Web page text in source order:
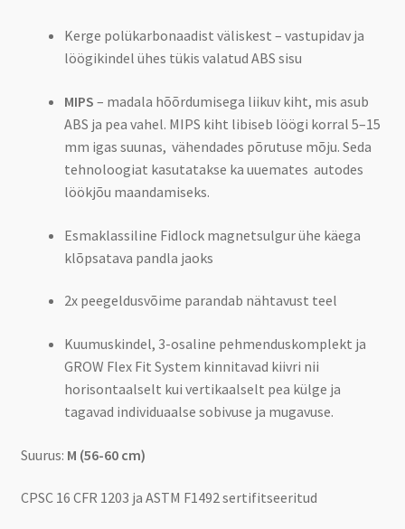
Kerge polükarbonaadist väliskest – vastupidav ja
löögikindel ühes tükis valatud ABS sisu
MIPS – madala hõõrdumisega liikuv kiht, mis asub
ABS ja pea vahel. MIPS kiht libiseb löögi korral 5–15
mm igas suunas, vähendades põrutuse mõju. Seda
tehnoloogiat kasutatakse ka uuemates autodes
löökjõu maandamiseks.
Esmaklassiline Fidlock magnetsulgur ühe käega
klõpsatava pandla jaoks
2x peegeldusvõime parandab nähtavust teel
Kuumuskindel, 3-osaline pehmenduskomplekt ja
GROW Flex Fit System kinnitavad kiivri nii
horisontaalselt kui vertikaalselt pea külge ja
tagavad individuaalse sobivuse ja mugavuse.
Suurus: M (56-60 cm)
CPSC 16 CFR 1203 ja ASTM F1492 sertifitseeritud